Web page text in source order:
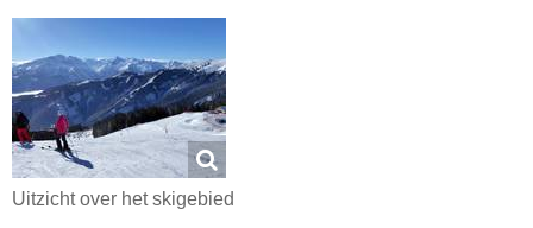
Uitzicht over het skigebied